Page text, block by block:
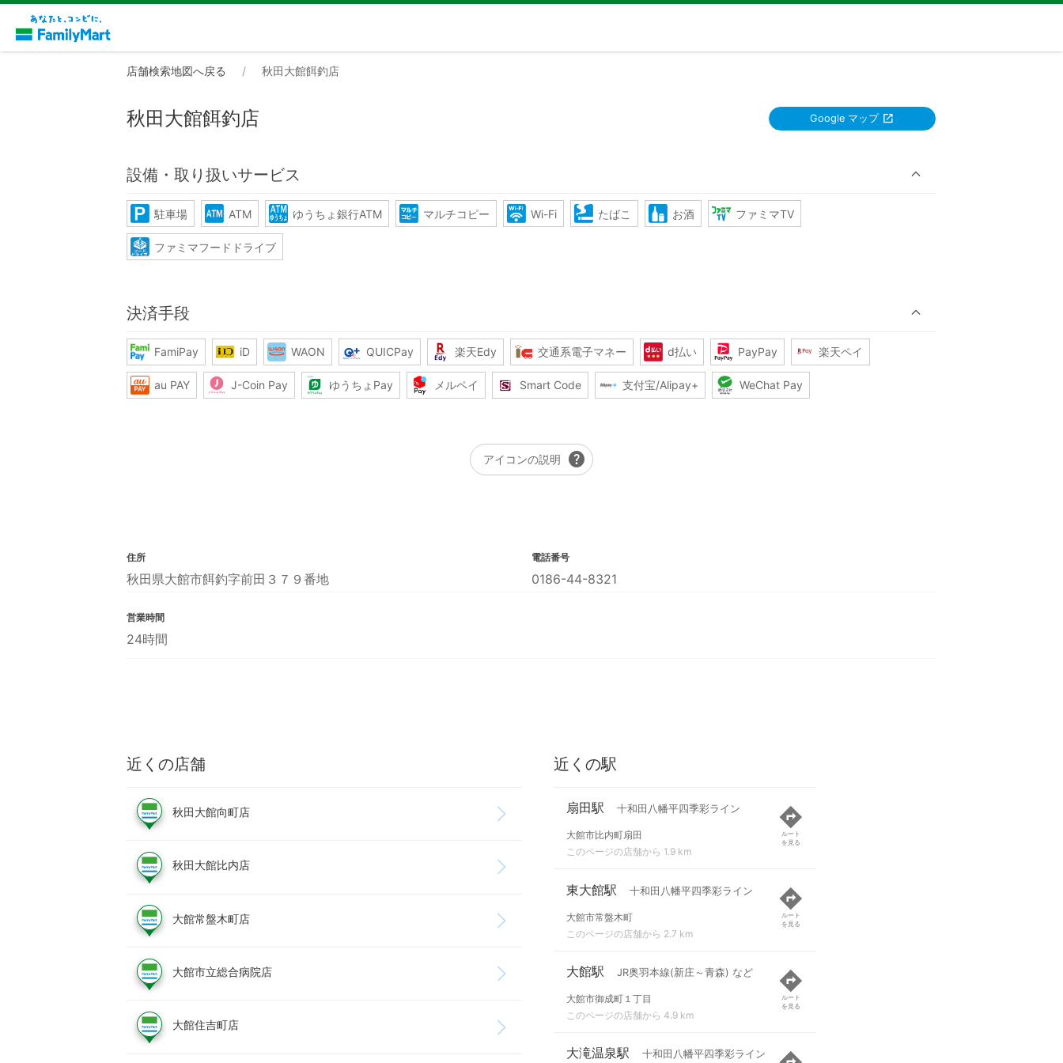
店舗検索地図へ戻る 秋田大館餌釣店
秋田大館餌釣店 Google マップ
設備・取り扱いサービス
駐車場 ATM ゆうちょ銀行ATM マルチコピー Wi-Fi たばこ お酒 ファミマTV
ファミマフードドライブ
決済手段
FamiPay iD WAON QUICPay 楽天Edy 交通系電子マネー d払い PayPay 楽天ペイ
au PAY J-Coin Pay ゆうちょPay メルペイ Smart Code 支付宝/Alipay+ WeChat Pay
アイコンの説明 help
住所
秋田県大館市餌釣字前田３７９番地
電話番号
0186-44-8321
営業時間
24時間
近くの店舗
秋田大館向町店
秋田大館比内店
大館常盤木町店
大館市立総合病院店
大館住吉町店
近くの駅
扇田駅 十和田八幡平四季彩ライン
大館市比内町扇田
このページの店舗から 1.9 km
ルート
を見る
東大館駅 十和田八幡平四季彩ライン
大館市常盤木町
このページの店舗から 2.7 km
ルート
を見る
大館駅 JR奥羽本線(新庄～青森) など
大館市御成町１丁目
このページの店舗から 4.9 km
ルート
を見る
大滝温泉駅 十和田八幡平四季彩ライン